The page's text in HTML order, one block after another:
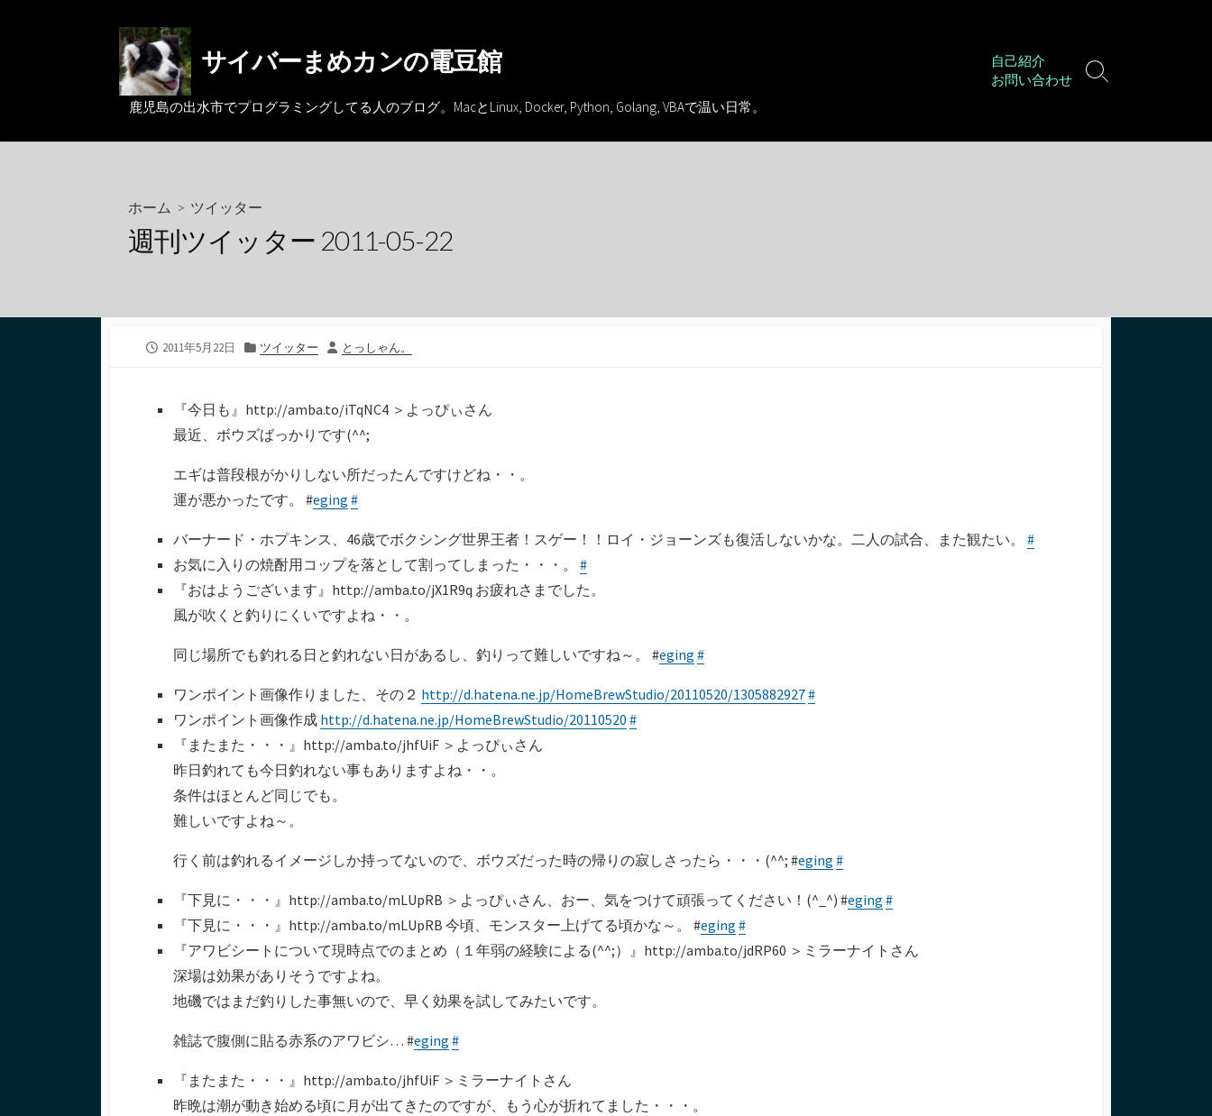
サイバーまめカンの電豆館
鹿児島の出水市でプログラミングしてる人のブログ。MacとLinux, Docker, Python, Golang, VBAで温い日常。
自己紹介
お問い合わせ
検
ホーム > ツイッター
週刊ツイッター 2011-05-22
公
2011年5月22日
カ
ー
ツイッター
投
とっしゃん。
『今日も』http://amba.to/iTqNC4 ＞よっぴぃさん
最近、ボウズばっかりです(^^;
エギは普段根がかりしない所だったんですけどね・・。
運が悪かったです。 #eging #
バーナード・ホプキンス、46歳でボクシング世界王者！スゲー！！ロイ・ジョーンズも復活しないかな。二人の試合、また観たい。 #
お気に入りの焼酎用コップを落として割ってしまった・・・。 #
『おはようございます』http://amba.to/jX1R9q お疲れさまでした。
風が吹くと釣りにくいですよね・・。
同じ場所でも釣れる日と釣れない日があるし、釣りって難しいですね～。 #eging #
ワンポイント画像作りました、その２ http://d.hatena.ne.jp/HomeBrewStudio/20110520/1305882927#
ワンポイント画像作成 http://d.hatena.ne.jp/HomeBrewStudio/20110520 #
『またまた・・・』http://amba.to/jhfUiF ＞よっぴぃさん
昨日釣れても今日釣れない事もありますよね・・。
条件はほとんど同じでも。
難しいですよね～。
行く前は釣れるイメージしか持ってないので、ボウズだった時の帰りの寂しさったら・・・(^^; #eging #
『下見に・・・』http://amba.to/mLUpRB ＞よっぴぃさん、おー、気をつけて頑張ってください！(^_^) #eging #
『下見に・・・』http://amba.to/mLUpRB 今頃、モンスター上げてる頃かな～。 #eging #
『アワビシートについて現時点でのまとめ（１年弱の経験による(^^;）』http://amba.to/jdRP60 ＞ミラーナイトさん
深場は効果がありそうですよね。
地磯ではまだ釣りした事無いので、早く効果を試してみたいです。
雑誌で腹側に貼る赤系のアワビシ… #eging #
『またまた・・・』http://amba.to/jhfUiF ＞ミラーナイトさん
昨晩は潮が動き始める頃に月が出てきたのですが、もう心が折れてました・・・。